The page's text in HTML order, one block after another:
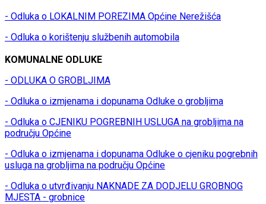
- Odluka o LOKALNIM POREZIMA Općine Nerežišća
- Odluka o korištenju službenih automobila
KOMUNALNE ODLUKE
- ODLUKA O GROBLJIMA
- Odluka o izmjenama i dopunama Odluke o grobljima
- Odluka o CJENIKU POGREBNIH USLUGA na grobljima na
području Općine
- Odluka o izmjenama i dopunama Odluke o cjeniku pogrebnih
usluga na grobljima na području Općine
- Odluka o utvrđivanju NAKNADE ZA DODJELU GROBNOG
MJESTA - grobnice